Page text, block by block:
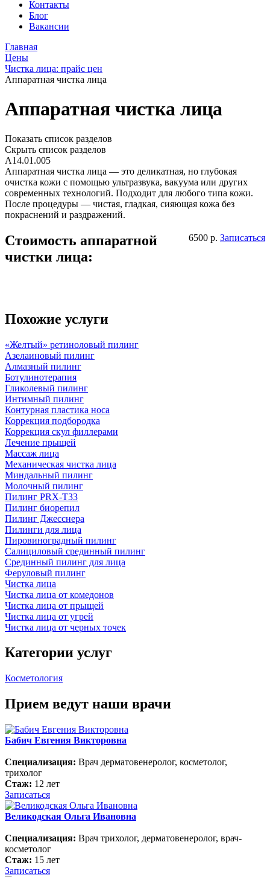
Контакты
Блог
Вакансии
Главная
Цены
Чистка лица: прайс цен
Аппаратная чистка лица
Аппаратная чистка лица
Показать список разделов
Скрыть список разделов
А14.01.005
Аппаратная чистка лица — это деликатная, но глубокая
очистка кожи с помощью ультразвука, вакуума или других
современных технологий. Подходит для любого типа кожи.
После процедуры — чистая, гладкая, сияющая кожа без
покраснений и раздражений.
Стоимость аппаратной
чистки лица:
6500 р. Записаться
Похожие услуги
«Желтый» ретиноловый пилинг
Азелаиновый пилинг
Алмазный пилинг
Ботулинотерапия
Гликолевый пилинг
Интимный пилинг
Контурная пластика носа
Коррекция подбородка
Коррекция скул филлерами
Лечение прыщей
Массаж лица
Механическая чистка лица
Миндальный пилинг
Молочный пилинг
Пилинг PRX-T33
Пилинг биорепил
Пилинг Джесснера
Пилинги для лица
Пировиноградный пилинг
Салициловый срединный пилинг
Срединный пилинг для лица
Феруловый пилинг
Чистка лица
Чистка лица от комедонов
Чистка лица от прыщей
Чистка лица от угрей
Чистка лица от черных точек
Категории услуг
Косметология
Прием ведут наши врачи
Бабич Евгения Викторовна
Специализация: Врач дерматовенеролог, косметолог,
трихолог
Стаж: 12 лет
Записаться
Великодская Ольга Ивановна
Специализация: Врач трихолог, дерматовенеролог, врач-
косметолог
Стаж: 15 лет
Записаться